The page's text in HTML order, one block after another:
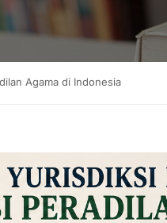
Agama di Indonesia